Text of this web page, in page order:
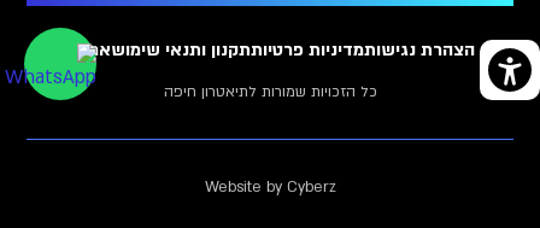
כל הזכויות שמורות לתיאטרון חיפה
הצהרת נגישותמדיניות פרטיותתקנון ותנאי שימושארכיון
Website by Cyberz